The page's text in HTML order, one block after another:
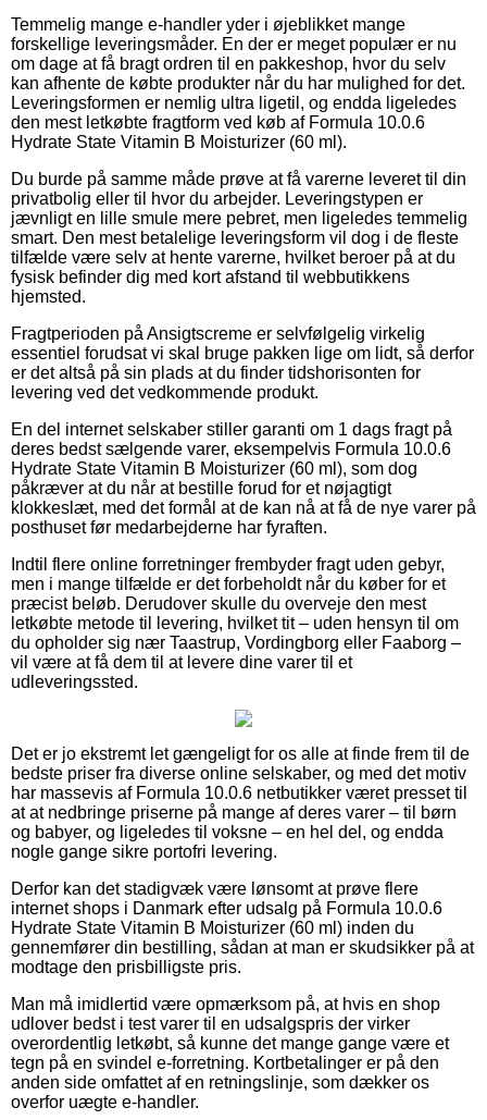
Temmelig mange e-handler yder i øjeblikket mange
forskellige leveringsmåder. En der er meget populær er nu
om dage at få bragt ordren til en pakkeshop, hvor du selv
kan afhente de købte produkter når du har mulighed for det.
Leveringsformen er nemlig ultra ligetil, og endda ligeledes
den mest letkøbte fragtform ved køb af Formula 10.0.6
Hydrate State Vitamin B Moisturizer (60 ml).
Du burde på samme måde prøve at få varerne leveret til din
privatbolig eller til hvor du arbejder. Leveringstypen er
jævnligt en lille smule mere pebret, men ligeledes temmelig
smart. Den mest betalelige leveringsform vil dog i de fleste
tilfælde være selv at hente varerne, hvilket beroer på at du
fysisk befinder dig med kort afstand til webbutikkens
hjemsted.
Fragtperioden på Ansigtscreme er selvfølgelig virkelig
essentiel forudsat vi skal bruge pakken lige om lidt, så derfor
er det altså på sin plads at du finder tidshorisonten for
levering ved det vedkommende produkt.
En del internet selskaber stiller garanti om 1 dags fragt på
deres bedst sælgende varer, eksempelvis Formula 10.0.6
Hydrate State Vitamin B Moisturizer (60 ml), som dog
påkræver at du når at bestille forud for et nøjagtigt
klokkeslæt, med det formål at de kan nå at få de nye varer på
posthuset før medarbejderne har fyraften.
Indtil flere online forretninger frembyder fragt uden gebyr,
men i mange tilfælde er det forbeholdt når du køber for et
præcist beløb. Derudover skulle du overveje den mest
letkøbte metode til levering, hvilket tit – uden hensyn til om
du opholder sig nær Taastrup, Vordingborg eller Faaborg –
vil være at få dem til at levere dine varer til et
udleveringssted.
Det er jo ekstremt let gængeligt for os alle at finde frem til de
bedste priser fra diverse online selskaber, og med det motiv
har massevis af Formula 10.0.6 netbutikker været presset til
at at nedbringe priserne på mange af deres varer – til børn
og babyer, og ligeledes til voksne – en hel del, og endda
nogle gange sikre portofri levering.
Derfor kan det stadigvæk være lønsomt at prøve flere
internet shops i Danmark efter udsalg på Formula 10.0.6
Hydrate State Vitamin B Moisturizer (60 ml) inden du
gennemfører din bestilling, sådan at man er skudsikker på at
modtage den prisbilligste pris.
Man må imidlertid være opmærksom på, at hvis en shop
udlover bedst i test varer til en udsalgspris der virker
overordentlig letkøbt, så kunne det mange gange være et
tegn på en svindel e-forretning. Kortbetalinger er på den
anden side omfattet af en retningslinje, som dækker os
overfor uægte e-handler.